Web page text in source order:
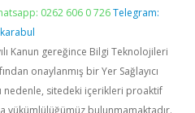
0262 606 0 726 Telegram:
Kanun gereğince Bilgi Teknolojileri
onaylanmış bir Yer Sağlayıcı
nedenle, sitedeki içerikleri proaktif
yükümlülüğümüz bulunmamaktadır.